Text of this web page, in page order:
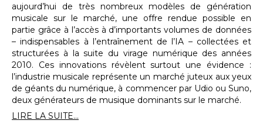
aujourd’hui de très nombreux modèles de génération
musicale sur le marché, une offre rendue possible en
partie grâce à l’accès à d’importants volumes de données
– indispensables à l’entraînement de l’IA – collectées et
structurées à la suite du virage numérique des années
2010. Ces innovations révèlent surtout une évidence :
l’industrie musicale représente un marché juteux aux yeux
de géants du numérique, à commencer par Udio ou Suno,
deux générateurs de musique dominants sur le marché.
LIRE LA SUITE...